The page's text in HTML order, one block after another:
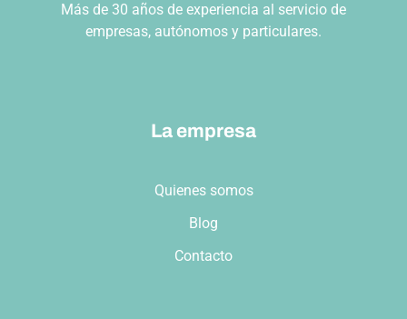
Más de 30 años de experiencia al servicio de
empresas, autónomos y particulares.
La empresa
Quienes somos
Blog
Contacto